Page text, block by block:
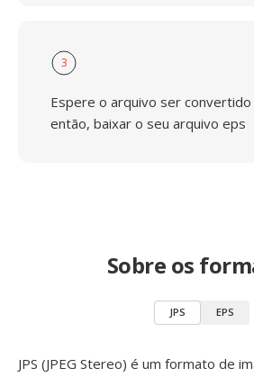
3
Espere o arquivo ser
então, baixar o seu arquivo eps
Sobre os
JPS EPS
JPS (JPEG Stereo) é um formato de